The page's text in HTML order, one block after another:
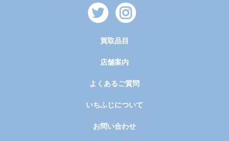
買取品目
店舗案内
よくあるご質問
いちふじについて
お問い合わせ